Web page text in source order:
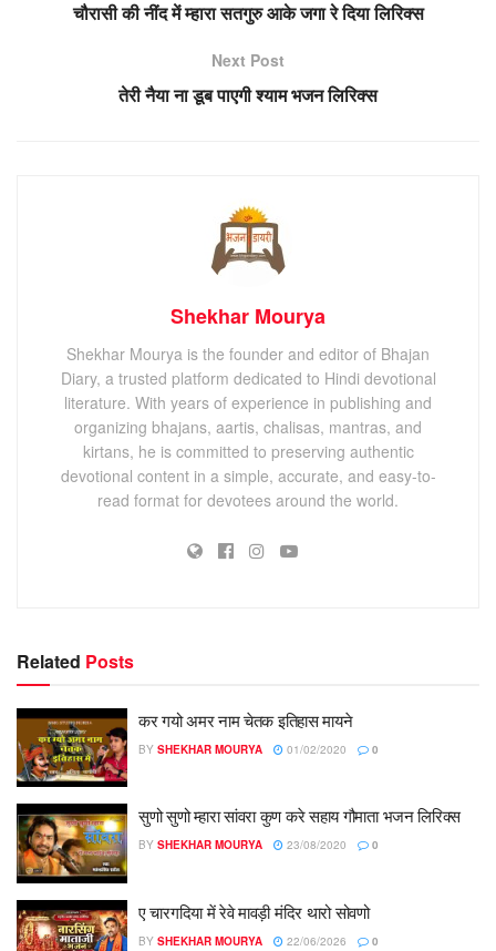
चौरासी की नींद में म्हारा सतगुरु आके जगा रे दिया लिरिक्स
Next Post
तेरी नैया ना डूब पाएगी श्याम भजन लिरिक्स
Shekhar Mourya
Shekhar Mourya is the founder and editor of Bhajan
Diary, a trusted platform dedicated to Hindi devotional
literature. With years of experience in publishing and
organizing bhajans, aartis, chalisas, mantras, and
kirtans, he is committed to preserving authentic
devotional content in a simple, accurate, and easy-to-
read format for devotees around the world.
Related Posts
कर गयो अमर नाम चेतक इतिहास मायने
BY SHEKHAR MOURYA 01/02/2020 0
सुणो सुणो म्हारा सांवरा कुण करे सहाय गौमाता भजन लिरिक्स
BY SHEKHAR MOURYA 23/08/2020 0
ए चारगदिया में रेवे मावड़ी मंदिर थारो सोवणो
BY SHEKHAR MOURYA 22/06/2026 0